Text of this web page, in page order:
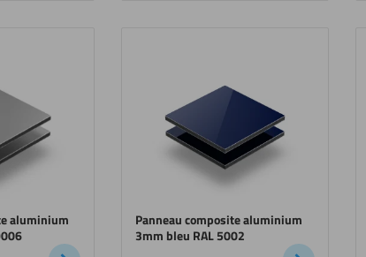
aluminium
Panneau composite aluminium
3mm bleu RAL 5002